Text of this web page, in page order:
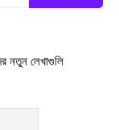
নতুন লেখাগুলি